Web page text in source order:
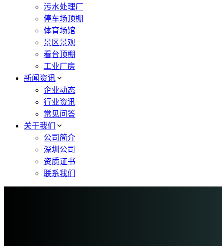
污水处理厂
停车场顶棚
体育场馆
景区景观
看台顶棚
工业厂房
新闻资讯
企业动态
行业资讯
常见问答
关于我们
公司简介
深圳公司
资质证书
联系我们